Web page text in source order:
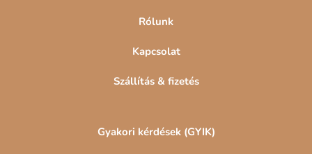
Rólunk
Kapcsolat
Szállítás & fizetés
Gyakori kérdések (GYIK)